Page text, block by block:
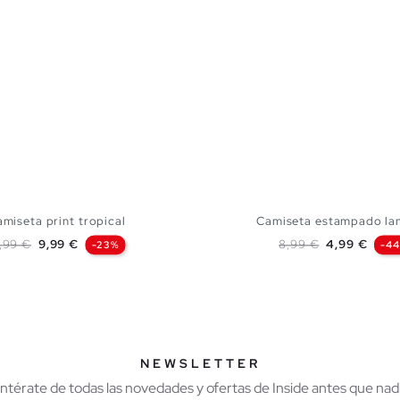
print tropical
base
€ Precio
9,99 € -23%
Camiseta estampado
Precio base
8,99 € Precio
4,99 € -
NEWSLETTER
de todas las novedades y ofertas de Inside antes que